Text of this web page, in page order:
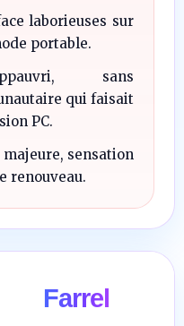
laborieuses sur
portable.
sans
qui faisait
PC.
majeure, sensation
renouveau.
Farrel